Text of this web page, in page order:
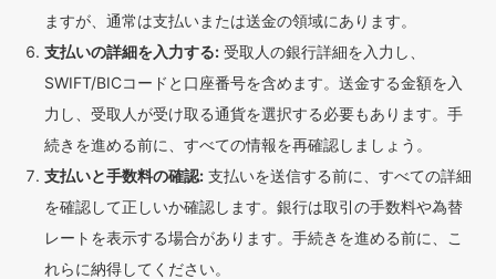
ますが、通常は支払いまたは送金の領域にあります。
支払いの詳細を入力する: 受取人の銀行詳細を入力し、
SWIFT/BICコードと口座番号を含めます。送金する金額を入
力し、受取人が受け取る通貨を選択する必要もあります。手
続きを進める前に、すべての情報を再確認しましょう。
支払いと手数料の確認: 支払いを送信する前に、すべての詳細
を確認して正しいか確認します。銀行は取引の手数料や為替
レートを表示する場合があります。手続きを進める前に、こ
れらに納得してください。